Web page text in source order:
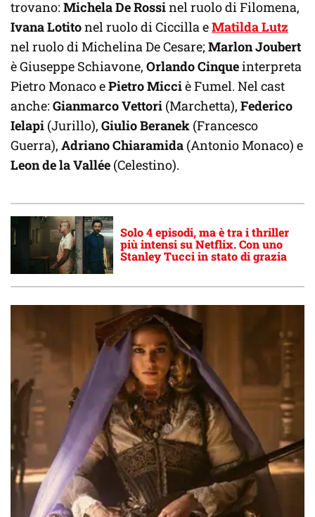
trovano: Michela De Rossinel ruolo di Filomena,
Ivana Lotitonel ruolo di Ciccilla eMatilda Lutz
nel ruolo di Michelina De Cesare; Marlon Joubert
è Giuseppe Schiavone, Orlando Cinqueinterpreta
Pietro Monaco ePietro Micciè Fumel. Nel cast
anche: Gianmarco Vettori (Marchetta), Federico
Ielapi (Jurillo), Giulio Beranek (Francesco
Guerra), Adriano Chiaramida (Antonio Monaco) e
Leon de la Vallée (Celestino).
Solo 4 episodi, ma è tra i thriller
più intensi su Netflix. Con uno
Stanley Tucci in stato di grazia